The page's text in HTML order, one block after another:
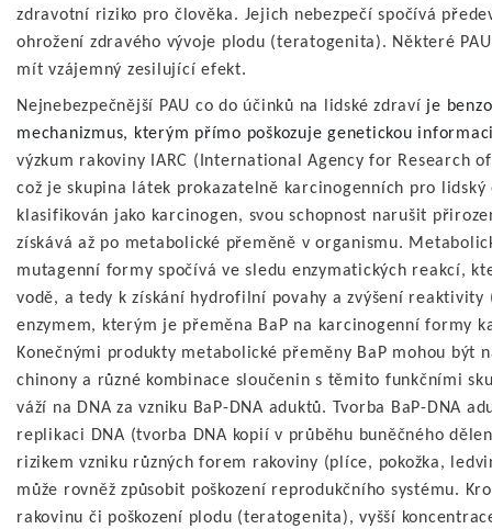
zdravotní riziko pro člověka. Jejich nebezpečí spočívá
ohrožení zdravého vývoje plodu (teratogenita). Některé
mít vzájemný zesilující efekt.
Nejnebezpečnější PAU co do účinků na lidské zdraví je
mechanizmus, kterým přímo poškozuje genetickou
výzkum rakoviny IARC (International Agency for Research
což je skupina látek prokazatelně karcinogenních pro lidský
klasifikován jako karcinogen, svou schopnost narušit
získává až po metabolické přeměně v organismu.
mutagenní formy spočívá ve sledu enzymatických reakcí,
vodě, a tedy k získání hydrofilní povahy a zvýšení
enzymem, kterým je přeměna BaP na karcinogenní formy
Konečnými produkty metabolické přeměny BaP mohou být
chinony a různé kombinace sloučenin s těmito funkčními
váží na DNA za vzniku BaP-DNA aduktů. Tvorba BaP-DNA
replikaci DNA (tvorba DNA kopií v průběhu buněčného
rizikem vzniku různých forem rakoviny (plíce, pokožka,
může rovněž způsobit poškození reprodukčního systému.
rakovinu či poškození plodu (teratogenita), vyšší